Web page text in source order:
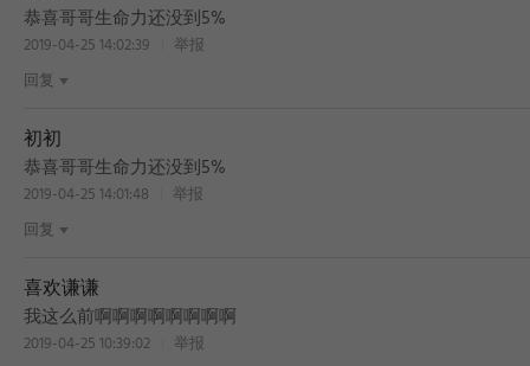
BEST
BEST
恭喜哥哥生命力还没到5%
2019-04-25 14:02:39
举报
回复
初初
恭喜哥哥生命力还没到5%
2019-04-25 14:01:48
举报
回复
喜欢谦谦
我这么前啊啊啊啊啊啊啊啊
2019-04-25 10:39:02
举报